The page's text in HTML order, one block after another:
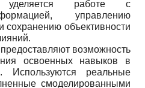
работе с
управлению
сохранению объективности
возможность
освоенных навыков в
Используются реальные
смоделированными